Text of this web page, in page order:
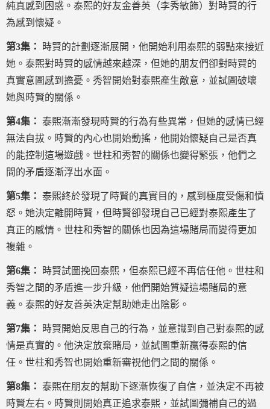
純真感到困惑。泰熙的好友金善英（李秀敏飾）對時賢的行
為感到懷疑。
第3集：
時賢的計劃逐漸展開，他開始利用泰熙的弱點來接近
她。泰熙對時賢的感情越來越深，但她的朋友們卻對時賢的
真實意圖感到擔憂。秀智開始對泰熙產生敵意，並試圖破壞
她與時賢的關係。
第4集： 泰熙漸漸發現時賢的行為有些異常，但她的感情已經
無法自拔。時賢的內心也開始動搖，他開始懷疑自己是否真
的能控制這場遊戲。世柱和秀智的關係也變得緊張，他們之
間的矛盾逐漸浮出水面。
第5集： 泰熙終於發現了時賢的真實目的，感到極度受傷和憤
怒。她決定離開時賢，但時賢卻發現自己已經對泰熙產生了
真正的感情。世柱和秀智的關係也因為這場賭局而變得更加
複雜。
第6集：
時賢試圖挽回泰熙，但泰熙已經不再信任他。世柱和
秀智之間的矛盾進一步升級，他們開始質疑這場賭局的意
義。泰熙的好友善英決定幫助她走出陰影。
第7集：
時賢開始反思自己的行為，並意識到自己對泰熙的感
情是真實的。他決定放棄賭局，並試圖重新贏得泰熙的信
任。世柱和秀智也開始重新審視他們之間的關係。
第8集： 泰熙在朋友的幫助下逐漸恢復了自信，並決定不再被
時賢左右。時賢則開始真正追求泰熙，並試圖彌補自己的過